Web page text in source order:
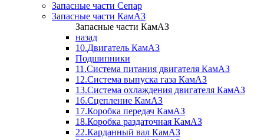
Запасные части Сепар
Запасные части КамАЗ
Запасные части КамАЗ
назад
10.Двигатель КамАЗ
Подшипники
11.Система питания двигателя КамАЗ
12.Система выпуска газа КамАЗ
13.Система охлаждения двигателя КамАЗ
16.Сцепление КамАЗ
17.Коробка передач КамАЗ
18.Коробка раздаточная КамАЗ
22.Карданный вал КамАЗ